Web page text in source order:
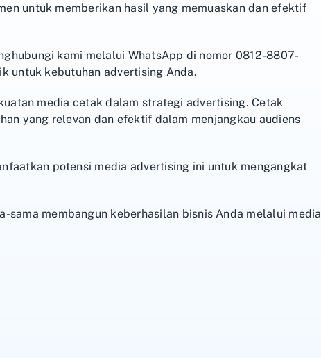
untuk memberikan hasil yang memuaskan dan efektif
kami melalui WhatsApp di nomor 0812-8807-
untuk kebutuhan advertising Anda.
media cetak dalam strategi advertising. Cetak
yang relevan dan efektif dalam menjangkau audiens
potensi media advertising ini untuk mengangkat
sama membangun keberhasilan bisnis Anda melalui media